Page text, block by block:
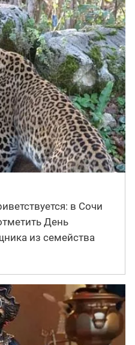
в Сочи
День
из семейства